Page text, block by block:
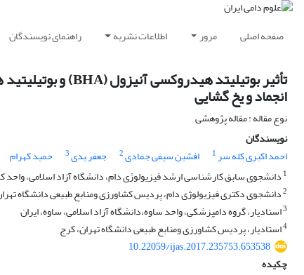
صفحه اصلی مرور اطلاعات نشریه راهنمای نویسندگان
انجماد و یخ گشایی
نوع مقاله : مقاله پژوهشی
نویسندگان
احمد اکبری کله سر1 افشین سیفی جمادی2 جعفر ِیدی3 حمید کهرام
1دانشجوی سابق کارشناسی ارشد فیزیولوژی دام، دانشگاه آزاد اسلامی، واحد
2دانشجوی دکتری فیزیولوژی دام، پردیس کشاورزی ومنابع طبیعی دانشگاه
3استادیار، گروه دامپزشکی، واحد ساوه،دانشگاه آزاد اسلامی، ساوه، ایران
4استادیار، پردیس کشاورزی ومنابع طبیعی دانشگاه تهران، کرج
10.22059/ijas.2017.235753.653538
چکیده